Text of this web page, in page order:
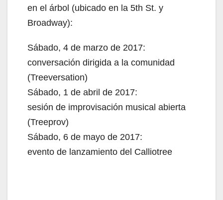
en el árbol (ubicado en la 5th St. y
Broadway):
Sábado, 4 de marzo de 2017:
conversación dirigida a la comunidad
(Treeversation)
Sábado, 1 de abril de 2017:
sesión de improvisación musical abierta
(Treeprov)
Sábado, 6 de mayo de 2017:
evento de lanzamiento del Calliotree